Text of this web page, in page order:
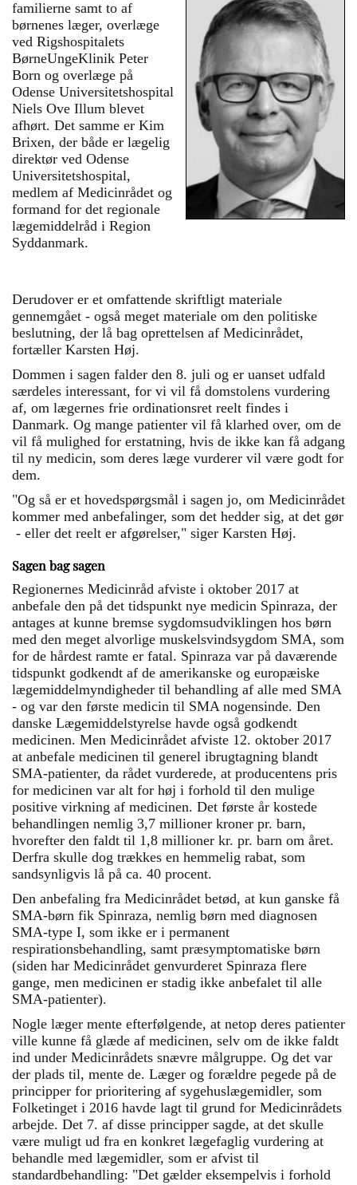
familierne samt to af
børnenes læger, overlæge
ved Rigshospitalets
BørneUngeKlinik Peter
Born og overlæge på
Odense Universitetshospital
Niels Ove Illum blevet
afhørt. Det samme er Kim
Brixen, der både er lægelig
direktør ved Odense
Universitetshospital,
medlem af Medicinrådet og
formand for det regionale
lægemiddelråd i Region
Syddanmark.
Derudover er et omfattende skriftligt materiale
gennemgået - også meget materiale om den politiske
beslutning, der lå bag oprettelsen af Medicinrådet,
fortæller Karsten Høj.
Dommen i sagen falder den 8. juli og er uanset udfald
særdeles interessant, for vi vil få domstolens vurdering
af, om lægernes frie ordinationsret reelt findes i
Danmark. Og mange patienter vil få klarhed over, om de
vil få mulighed for erstatning, hvis de ikke kan få adgang
til ny medicin, som deres læge vurderer vil være godt for
dem.
"Og så er et hovedspørgsmål i sagen jo, om Medicinrådet
kommer med anbefalinger, som det hedder sig, at det gør
- eller det reelt er afgørelser," siger Karsten Høj.
Sagen bag sagen
Regionernes Medicinråd afviste i oktober 2017 at
anbefale den på det tidspunkt nye medicin Spinraza, der
antages at kunne bremse sygdomsudviklingen hos børn
med den meget alvorlige muskelsvindsygdom SMA, som
for de hårdest ramte er fatal. Spinraza var på daværende
tidspunkt godkendt af de amerikanske og europæiske
lægemiddelmyndigheder til behandling af alle med SMA
- og var den første medicin til SMA nogensinde. Den
danske Lægemiddelstyrelse havde også godkendt
medicinen. Men Medicinrådet afviste 12. oktober 2017
at anbefale medicinen til generel ibrugtagning blandt
SMA-patienter, da rådet vurderede, at producentens pris
for medicinen var alt for høj i forhold til den mulige
positive virkning af medicinen. Det første år kostede
behandlingen nemlig 3,7 millioner kroner pr. barn,
hvorefter den faldt til 1,8 millioner kr. pr. barn om året.
Derfra skulle dog trækkes en hemmelig rabat, som
sandsynligvis lå på ca. 40 procent.
Den anbefaling fra Medicinrådet betød, at kun ganske få
SMA-børn fik Spinraza, nemlig børn med diagnosen
SMA-type I, som ikke er i permanent
respirationsbehandling, samt præsymptomatiske børn
(siden har Medicinrådet genvurderet Spinraza flere
gange, men medicinen er stadig ikke anbefalet til alle
SMA-patienter).
Nogle læger mente efterfølgende, at netop deres patienter
ville kunne få glæde af medicinen, selv om de ikke faldt
ind under Medicinrådets snævre målgruppe. Og det var
der plads til, mente de. Læger og forældre pegede på de
principper for prioritering af sygehuslægemidler, som
Folketinget i 2016 havde lagt til grund for Medicinrådets
arbejde. Det 7. af disse principper sagde, at det skulle
være muligt ud fra en konkret lægefaglig vurdering at
behandle med lægemidler, som er afvist til
standardbehandling: "Det gælder eksempelvis i forhold